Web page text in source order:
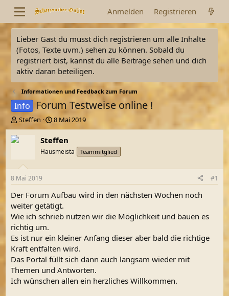
Anmelden Registrieren
Lieber Gast du musst dich registrieren um alle Inhalte
(Fotos, Texte uvm.) sehen zu können. Sobald du
registriert bist, kannst du alle Beiträge sehen und dich
aktiv daran beteiligen.
Informationen und Feedback zum Forum
Info Forum Testweise online !
E
r
s
l
e
r
Steffen
E
r
s
e
t
a
m
8 Mai 2019
Steffen
Hausmeista Teammitglied
8 Mai 2019 #1
Der Forum Aufbau wird in den nächsten Wochen noch
weiter getätigt.
Wie ich schrieb nutzen wir die Möglichkeit und bauen es
richtig um.
Es ist nur ein kleiner Anfang dieser aber bald die richtige
Kraft entfalten wird.
Das Portal füllt sich dann auch langsam wieder mit
Themen und Antworten.
Ich wünschen allen ein herzliches Willkommen.